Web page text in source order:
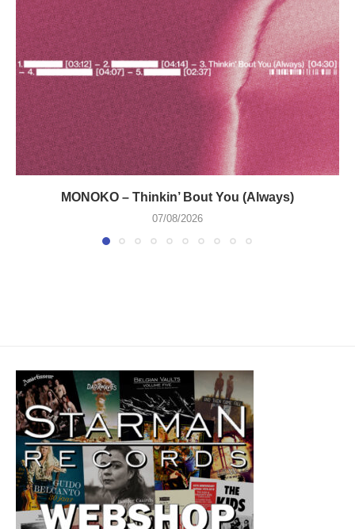
MONOKO – Thinkin’ Bout You (Always)
07/08/2026